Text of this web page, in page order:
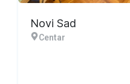
Novi Sad
Centar